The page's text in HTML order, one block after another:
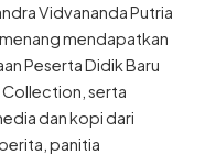
Vidvananda Putria
mendapatkan
Peserta Didik Baru
Collection, serta
dan kopi dari
panitia